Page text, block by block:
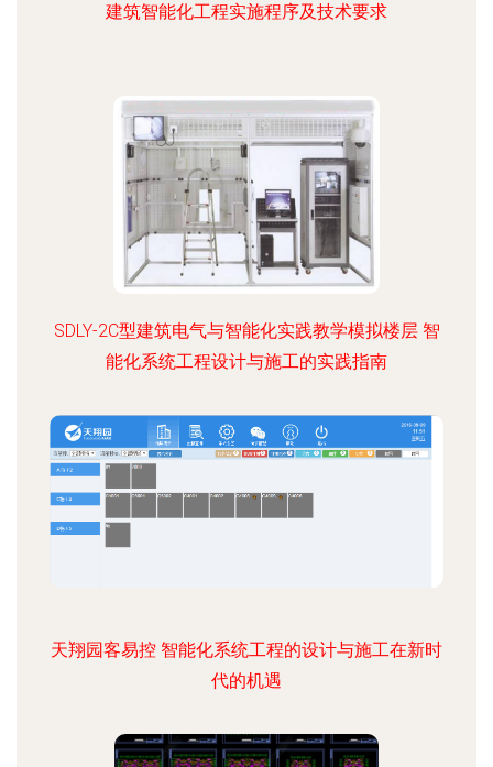
建筑智能化工程实施程序及技术要求
SDLY-2C型建筑电气与智能化实践教学模拟楼层 智
能化系统工程设计与施工的实践指南
天翔园客易控 智能化系统工程的设计与施工在新时
代的机遇